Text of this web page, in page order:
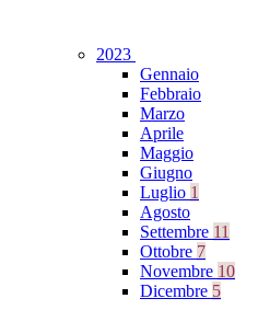
2023
Gennaio
Febbraio
Marzo
Aprile
Maggio
Giugno
Luglio 1
Agosto
Settembre 11
Ottobre 7
Novembre 10
Dicembre 5